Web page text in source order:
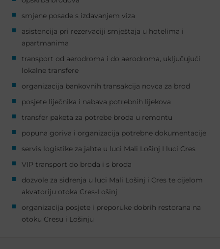
smjene posade s izdavanjem viza
asistencija pri rezervaciji smještaja u hotelima i
apartmanima
transport od aerodroma i do aerodroma, uključujući
lokalne transfere
organizacija bankovnih transakcija novca za brod
posjete liječnika i nabava potrebnih lijekova
transfer paketa za potrebe broda u remontu
popuna goriva i organizacija potrebne dokumentacije
servis logistike za jahte u luci Mali Lošinj I luci Cres
VIP transport do broda i s broda
dozvole za sidrenja u luci Mali Lošinj i Cres te cijelom
akvatoriju otoka Cres-Lošinj
organizacija posjete i preporuke dobrih restorana na
otoku Cresu i Lošinju